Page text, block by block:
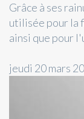
Grâce à ses
utilisée pour la
ainsi que pour
jeudi 20 mars